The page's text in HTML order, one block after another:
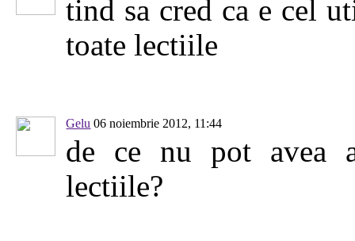
tind sa cred ca e cel
toate lectiile
Gelu 06 noiembrie 2012, 11:44
de ce nu pot avea
lectiile?